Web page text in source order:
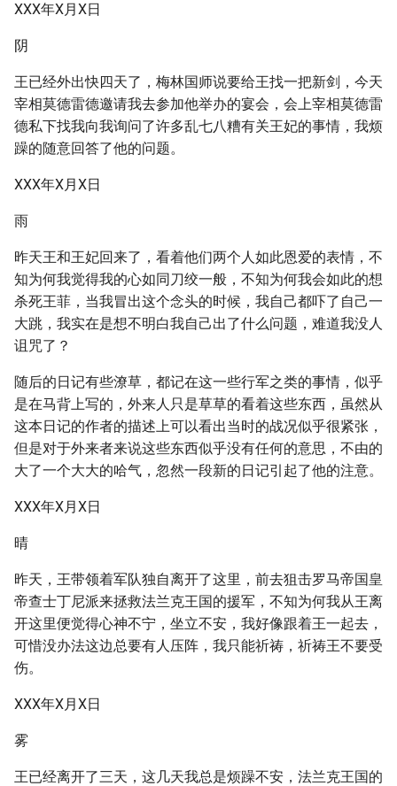
XXX年X月X日
阴
王已经外出快四天了，梅林国师说要给王找一把新剑，今天
宰相莫德雷德邀请我去参加他举办的宴会，会上宰相莫德雷
德私下找我向我询问了许多乱七八糟有关王妃的事情，我烦
躁的随意回答了他的问题。
XXX年X月X日
雨
昨天王和王妃回来了，看着他们两个人如此恩爱的表情，不
知为何我觉得我的心如同刀绞一般，不知为何我会如此的想
杀死王菲，当我冒出这个念头的时候，我自己都吓了自己一
大跳，我实在是想不明白我自己出了什么问题，难道我没人
诅咒了？
随后的日记有些潦草，都记在这一些行军之类的事情，似乎
是在马背上写的，外来人只是草草的看着这些东西，虽然从
这本日记的作者的描述上可以看出当时的战况似乎很紧张，
但是对于外来者来说这些东西似乎没有任何的意思，不由的
大了一个大大的哈气，忽然一段新的日记引起了他的注意。
XXX年X月X日
晴
昨天，王带领着军队独自离开了这里，前去狙击罗马帝国皇
帝查士丁尼派来拯救法兰克王国的援军，不知为何我从王离
开这里便觉得心神不宁，坐立不安，我好像跟着王一起去，
可惜没办法这边总要有人压阵，我只能祈祷，祈祷王不要受
伤。
XXX年X月X日
雾
王已经离开了三天，这几天我总是烦躁不安，法兰克王国的